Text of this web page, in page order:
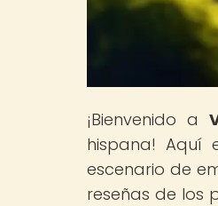
¡Bienvenido a
hispana! Aquí
escenario de
reseñas de los